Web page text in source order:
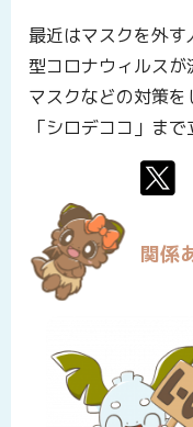
最近はマスクを外
型コロナウィルス
マスクなどの対策
「シロデココ」まで
関係